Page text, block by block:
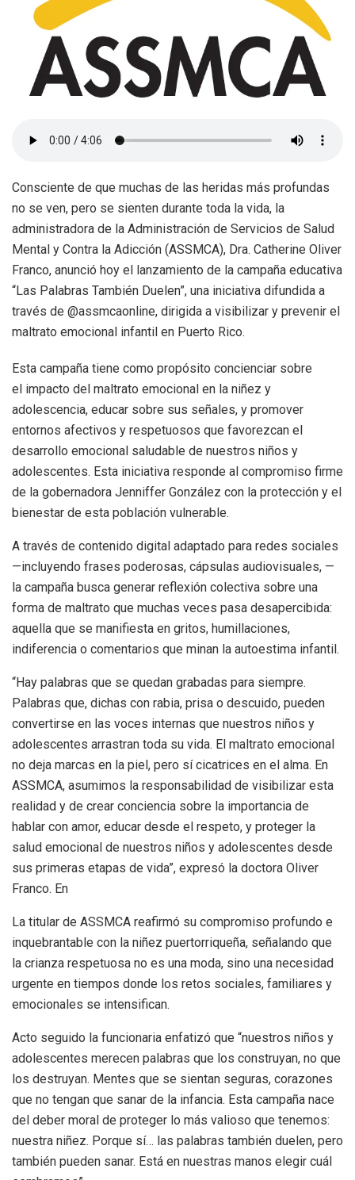
Consciente de que muchas de las heridas más profundas
no se ven, pero se sienten durante toda la vida, la
administradora de la Administración de Servicios de Salud
Mental y Contra la Adicción (ASSMCA), Dra. Catherine Oliver
Franco, anunció hoy el lanzamiento de la campaña educativa
“Las Palabras También Duelen”, una iniciativa difundida a
través de @assmcaonline, dirigida a visibilizar y prevenir el
maltrato emocional infantil en Puerto Rico.
Esta campaña tiene como propósito concienciar sobre
el impacto del maltrato emocional en la niñez y
adolescencia, educar sobre sus señales, y promover
entornos afectivos y respetuosos que favorezcan el
desarrollo emocional saludable de nuestros niños y
adolescentes. Esta iniciativa responde al compromiso firme
de la gobernadora Jenniffer González con la protección y el
bienestar de esta población vulnerable.
A través de contenido digital adaptado para redes sociales
—incluyendo frases poderosas, cápsulas audiovisuales, —
la campaña busca generar reflexión colectiva sobre una
forma de maltrato que muchas veces pasa desapercibida:
aquella que se manifiesta en gritos, humillaciones,
indiferencia o comentarios que minan la autoestima infantil.
“Hay palabras que se quedan grabadas para siempre.
Palabras que, dichas con rabia, prisa o descuido, pueden
convertirse en las voces internas que nuestros niños y
adolescentes arrastran toda su vida. El maltrato emocional
no deja marcas en la piel, pero sí cicatrices en el alma. En
ASSMCA, asumimos la responsabilidad de visibilizar esta
realidad y de crear conciencia sobre la importancia de
hablar con amor, educar desde el respeto, y proteger la
salud emocional de nuestros niños y adolescentes desde
sus primeras etapas de vida”, expresó la doctora Oliver
Franco. En
La titular de ASSMCA reafirmó su compromiso profundo e
inquebrantable con la niñez puertorriqueña, señalando que
la crianza respetuosa no es una moda, sino una necesidad
urgente en tiempos donde los retos sociales, familiares y
emocionales se intensifican.
Acto seguido la funcionaria enfatizó que “nuestros niños y
adolescentes merecen palabras que los construyan, no que
los destruyan. Mentes que se sientan seguras, corazones
que no tengan que sanar de la infancia. Esta campaña nace
del deber moral de proteger lo más valioso que tenemos:
nuestra niñez. Porque sí… las palabras también duelen, pero
también pueden sanar. Está en nuestras manos elegir cuál